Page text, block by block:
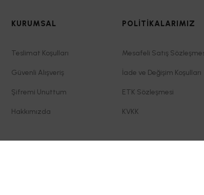
KURUMSAL
Teslimat Koşulları
Güvenli Alışveriş
Şifremi Unuttum
Hakkımızda
POLİTİKALARIMIZ
Mesafeli Satış
İade ve Değişim Koşulları
ETK Sözleşmesi
KVKK